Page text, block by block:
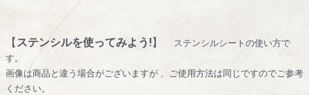
【ステンシルを使ってみよう!】
ステンシルシートの使い方で
す。
画像は商品と違う場合がございますが 、ご使用方法は同じですのでご参考
ください。